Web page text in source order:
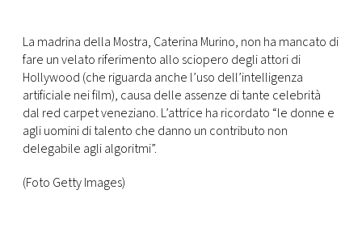
La madrina della Mostra, Caterina Murino, non ha mancato di
fare un velato riferimento allo sciopero degli attori di
Hollywood (che riguarda anche l’uso dell’intelligenza
artificiale nei film), causa delle assenze di tante celebrità
dal red carpet veneziano. L’attrice ha ricordato “le donne e
agli uomini di talento che danno un contributo non
delegabile agli algoritmi”.
(Foto Getty Images)